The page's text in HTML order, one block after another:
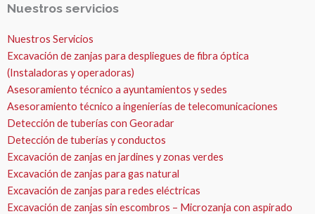
Nuestros servicios
Nuestros Servicios
Excavación de zanjas para despliegues de fibra óptica
(Instaladoras y operadoras)
Asesoramiento técnico a ayuntamientos y sedes
Asesoramiento técnico a ingenierías de telecomunicaciones
Detección de tuberías con Georadar
Detección de tuberías y conductos
Excavación de zanjas en jardines y zonas verdes
Excavación de zanjas para gas natural
Excavación de zanjas para redes eléctricas
Excavación de zanjas sin escombros – Microzanja con aspirado